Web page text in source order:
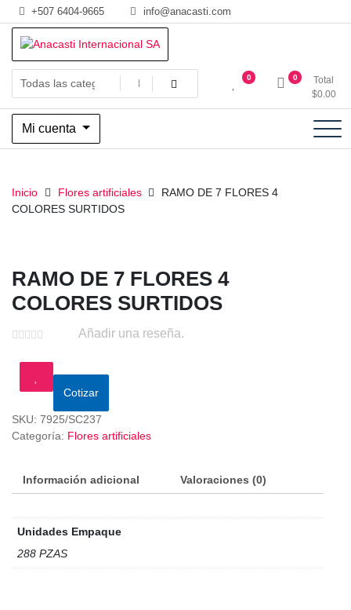
Saltar
al
contenido
+507 6404-9665 info@anacasti.com
Anacasti Internacional SA
Ventas de productos al por mayor de flores y plantas. juguetes,
navidad, religioso y adornos
0 0
Total
$0.00
Mi cuenta
Inicio Flores artificiales
RAMO DE 7 FLORES 4
COLORES SURTIDOS
RAMO DE 7 FLORES 4
COLORES SURTIDOS
Añadir una reseña.
Cotizar
SKU: 7925/SC237
Categoría: Flores artificiales
Información adicional Valoraciones (0)
Unidades Empaque
288 PZAS